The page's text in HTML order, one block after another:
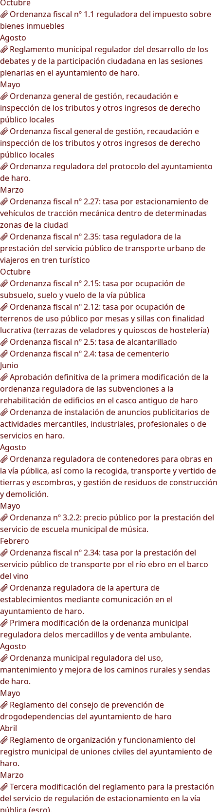
Octubre
Ordenanza fiscal nº 1.1 reguladora del impuesto sobre
bienes inmuebles
Agosto
Reglamento municipal regulador del desarrollo de los
debates y de la participación ciudadana en las sesiones
plenarias en el ayuntamiento de haro.
Mayo
Ordenanza general de gestión, recaudación e
inspección de los tributos y otros ingresos de derecho
público locales
Ordenanza fiscal general de gestión, recaudación e
inspección de los tributos y otros ingresos de derecho
público locales
Ordenanza reguladora del protocolo del ayuntamiento
de haro.
Marzo
Ordenanza fiscal nº 2.27: tasa por estacionamiento de
vehículos de tracción mecánica dentro de determinadas
zonas de la ciudad
Ordenanza fiscal nº 2.35: tasa reguladora de la
prestación del servicio público de transporte urbano de
viajeros en tren turístico
Octubre
Ordenanza fiscal nº 2.15: tasa por ocupación de
subsuelo, suelo y vuelo de la vía pública
Ordenanza fiscal nº 2.12: tasa por ocupación de
terrenos de uso público por mesas y sillas con finalidad
lucrativa (terrazas de veladores y quioscos de hostelería)
Ordenanza fiscal nº 2.5: tasa de alcantarillado
Ordenanza fiscal nº 2.4: tasa de cementerio
Junio
Aprobación definitiva de la primera modificación de la
ordenanza reguladora de las subvenciones a la
rehabilitación de edificios en el casco antiguo de haro
Ordenanza de instalación de anuncios publicitarios de
actividades mercantiles, industriales, profesionales o de
servicios en haro.
Agosto
Ordenanza reguladora de contenedores para obras en
la vía pública, así como la recogida, transporte y vertido de
tierras y escombros, y gestión de residuos de construcción
y demolición.
Mayo
Ordenanza nº 3.2.2: precio público por la prestación del
servicio de escuela municipal de música.
Febrero
Ordenanza fiscal nº 2.34: tasa por la prestación del
servicio público de transporte por el río ebro en el barco
del vino
Ordenanza reguladora de la apertura de
establecimientos mediante comunicación en el
ayuntamiento de haro.
Primera modificación de la ordenanza municipal
reguladora delos mercadillos y de venta ambulante.
Agosto
Ordenanza municipal reguladora del uso,
mantenimiento y mejora de los caminos rurales y sendas
de haro.
Mayo
Reglamento del consejo de prevención de
drogodependencias del ayuntamiento de haro
Abril
Reglamento de organización y funcionamiento del
registro municipal de uniones civiles del ayuntamiento de
haro.
Marzo
Tercera modificación del reglamento para la prestación
del servicio de regulación de estacionamiento en la vía